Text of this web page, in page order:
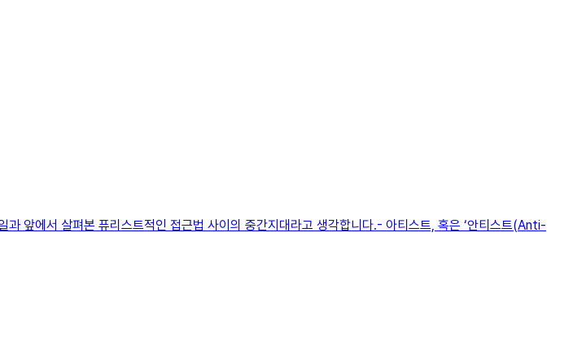
앞에서 살펴본 퓨리스트적인 접근법 사이의 중간지대라고 생각합니다.- 아티스트, 혹은 ‘안티스트(Anti-